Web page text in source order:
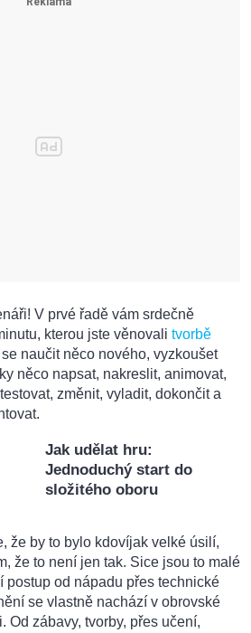
V prvé řadě vám srdečně
kterou jste věnovali tvorbě
naučit něco nového, vyzkoušet
něco napsat, nakreslit, animovat,
změnit, vyladit, dokončit a
Jak udělat hru:
Jednoduchý start do
složitého oboru
že by to bylo kdovíjak velké úsilí,
že to není jen tak. Sice jsou to malé
postup od nápadu přes technické
se vlastně nachází v obrovské
Od zábavy, tvorby, přes učení,